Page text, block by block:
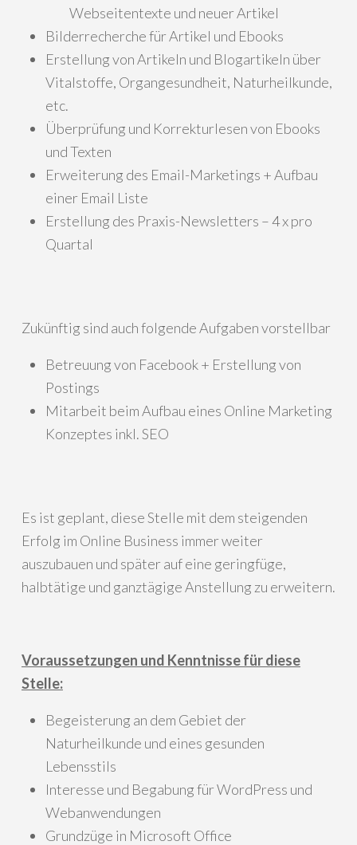
Webseitentexte und neuer Artikel
Bilderrecherche für Artikel und Ebooks
Erstellung von Artikeln und Blogartikeln über
Vitalstoffe, Organgesundheit, Naturheilkunde,
etc.
Überprüfung und Korrekturlesen von Ebooks
und Texten
Erweiterung des Email-Marketings + Aufbau
einer Email Liste
Erstellung des Praxis-Newsletters – 4 x pro
Quartal
Zukünftig sind auch folgende Aufgaben vorstellbar
Betreuung von Facebook + Erstellung von
Postings
Mitarbeit beim Aufbau eines Online Marketing
Konzeptes inkl. SEO
Es ist geplant, diese Stelle mit dem steigenden
Erfolg im Online Business immer weiter
auszubauen und später auf eine geringfüge,
halbtätige und ganztägige Anstellung zu erweitern.
Voraussetzungen und Kenntnisse für diese
Stelle:
Begeisterung an dem Gebiet der
Naturheilkunde und eines gesunden
Lebensstils
Interesse und Begabung für WordPress und
Webanwendungen
Grundzüge in Microsoft Office